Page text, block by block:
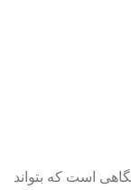
است که بتواند